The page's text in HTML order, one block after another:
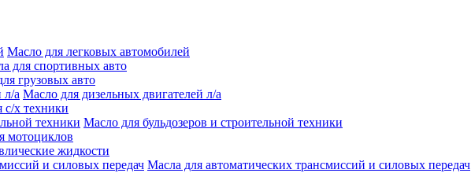
Масло для легковых автомобилей
для спортивных авто
грузовых авто
Масло для дизельных двигателей л/а
с/х техники
Масло для бульдозеров и строительной техники
мотоциклов
жидкости
Масла для автоматических трансмиссий и силовых передач